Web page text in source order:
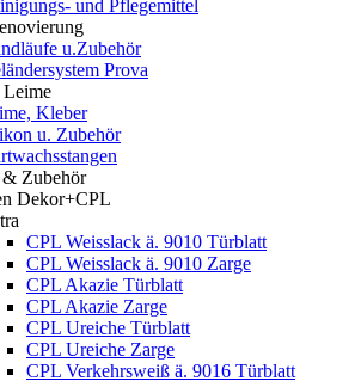
und Pflegemittel
u.Zubehör
Prova
Leime
Kleber
u. Zubehör
& Zubehör
Dekor+CPL
CPL Weisslack ä. 9010 Türblatt
CPL Weisslack ä. 9010 Zarge
CPL Akazie Türblatt
CPL Akazie Zarge
CPL Ureiche Türblatt
CPL Ureiche Zarge
CPL Verkehrsweiß ä. 9016 Türblatt